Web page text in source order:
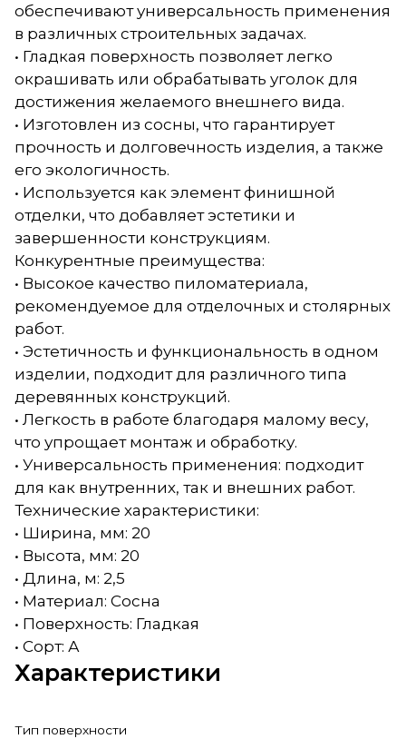
обеспечивают универсальность применения
в различных строительных задачах.
• Гладкая поверхность позволяет легко
окрашивать или обрабатывать уголок для
достижения желаемого внешнего вида.
• Изготовлен из сосны, что гарантирует
прочность и долговечность изделия, а также
его экологичность.
• Используется как элемент финишной
отделки, что добавляет эстетики и
завершенности конструкциям.
Конкурентные преимущества:
• Высокое качество пиломатериала,
рекомендуемое для отделочных и столярных
работ.
• Эстетичность и функциональность в одном
изделии, подходит для различного типа
деревянных конструкций.
• Легкость в работе благодаря малому весу,
что упрощает монтаж и обработку.
• Универсальность применения: подходит
для как внутренних, так и внешних работ.
Технические характеристики:
• Ширина, мм: 20
• Высота, мм: 20
• Длина, м: 2,5
• Материал: Сосна
• Поверхность: Гладкая
• Сорт: А
Характеристики
Тип поверхности